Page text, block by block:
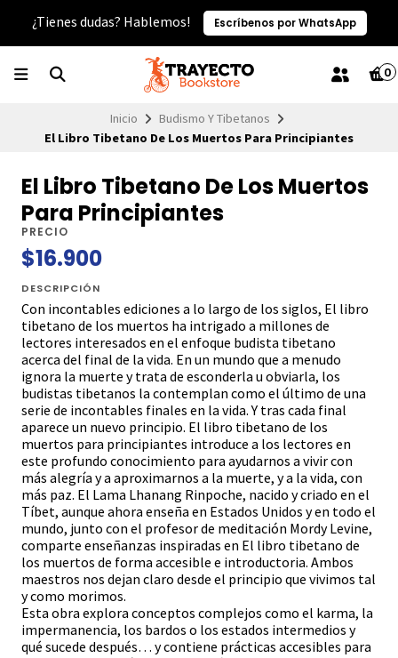
¿Tienes dudas? Hablemos! Escríbenos por WhatsApp
0
Inicio
Budismo Y Tibetanos
El Libro Tibetano De Los Muertos Para Principiantes
El Libro Tibetano De Los Muertos
Para Principiantes
PRECIO
$16.900
DESCRIPCIÓN
Con incontables ediciones a lo largo de los siglos, El libro
tibetano de los muertos ha intrigado a millones de
lectores interesados en el enfoque budista tibetano
acerca del final de la vida. En un mundo que a menudo
ignora la muerte y trata de esconderla u obviarla, los
budistas tibetanos la contemplan como el último de una
serie de incontables finales en la vida. Y tras cada final
aparece un nuevo principio. El libro tibetano de los
muertos para principiantes introduce a los lectores en
este profundo conocimiento para ayudarnos a vivir con
más alegría y a aproximarnos a la muerte, y a la vida, con
más paz. El Lama Lhanang Rinpoche, nacido y criado en el
Tíbet, aunque ahora enseña en Estados Unidos y en todo el
mundo, junto con el profesor de meditación Mordy Levine,
comparte enseñanzas inspiradas en El libro tibetano de
los muertos de forma accesible e introductoria. Ambos
maestros nos dejan claro desde el principio que vivimos tal
y como morimos.
Esta obra explora conceptos complejos como el karma, la
impermanencia, los bardos o los estados intermedios y
qué sucede después… y contiene prácticas accesibles para